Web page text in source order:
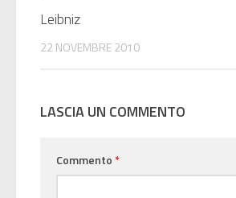
Leibniz
22 NOVEMBRE 2010
LASCIA UN COMMENTO
Commento *